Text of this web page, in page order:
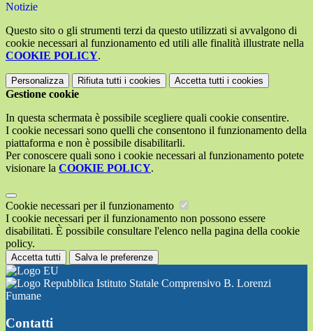
Notizie
Questo sito o gli strumenti terzi da questo utilizzati si avvalgono di
cookie necessari al funzionamento ed utili alle finalità illustrate nella
COOKIE POLICY.
Personalizza Rifiuta tutti i cookies Accetta tutti i cookies
Gestione cookie
In questa schermata è possibile scegliere quali cookie consentire.
I cookie necessari sono quelli che consentono il funzionamento della
piattaforma e non è possibile disabilitarli.
Per conoscere quali sono i cookie necessari al funzionamento potete
visionare la COOKIE POLICY.
Cookie necessari per il funzionamento
I cookie necessari per il funzionamento non possono essere
disabilitati. È possibile consultare l'elenco nella pagina della cookie
policy.
Accetta tutti Salva le preferenze
Istituto Statale Comprensivo B. Lorenzi
Fumane
Contatti